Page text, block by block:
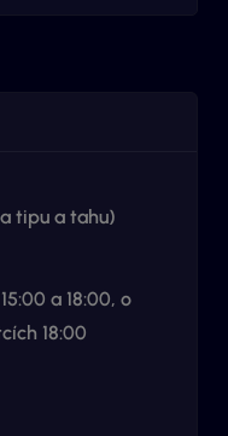
tipu a tahu)
a 18:00, o
18:00